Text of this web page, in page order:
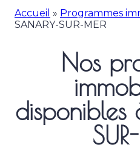
Accueil » Programmes
SANARY-SUR-MER
Nos
disponibles